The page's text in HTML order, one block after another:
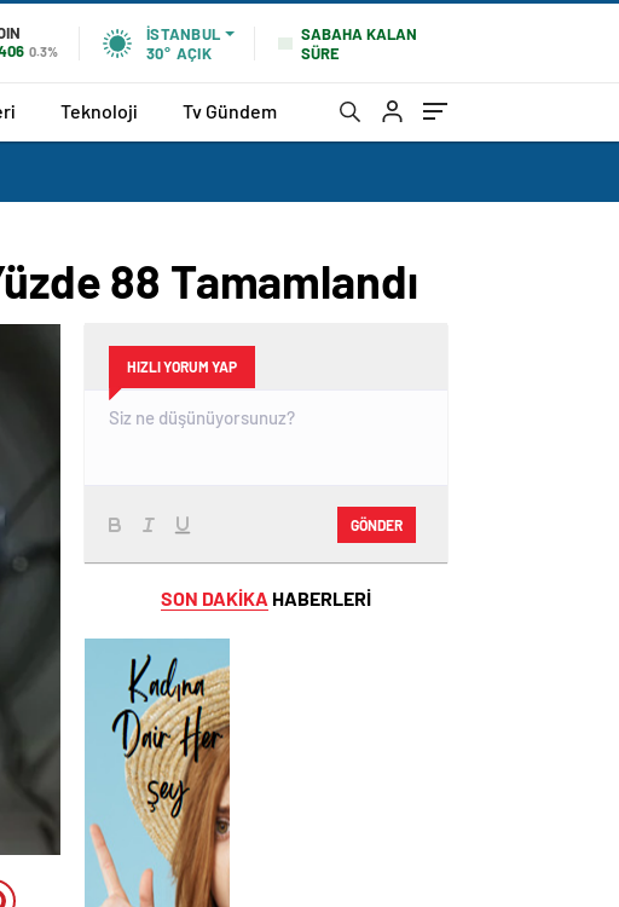
0.3%
İSTANBUL
30° AÇIK
SABAHA KALAN
SÜRE
Teknoloji Tv Gündem
88 Tamamlandı
HIZLI YORUM YAP
GÖNDER
SON DAKİKA HABERLERİ